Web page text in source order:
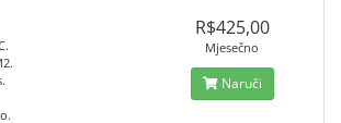
R$425,00
Mjesečno
Naruči